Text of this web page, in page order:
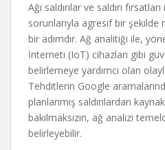
Ağı saldırılar ve saldırı
sorunlarıyla agresif bir
bir adımdır. Ağ analitiği ile,
İnterneti (IoT) cihazları gibi
belirlemeye yardımcı olan
Tehditlerin Google
planlanmış saldırılardan
bakılmaksızın, ağ analizi
belirleyebilir.